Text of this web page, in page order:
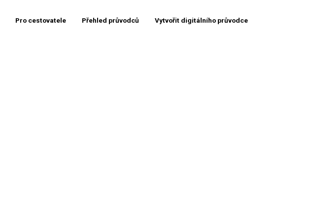
Pro cestovatele Přehled průvodců Vytvořit digitálního průvodce